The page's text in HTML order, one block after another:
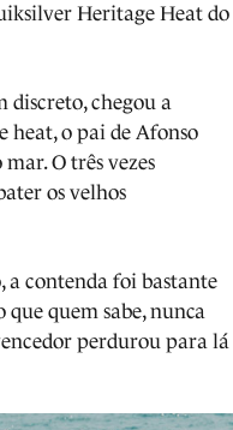
Heritage Heat do
discreto, chegou a
heat, o pai de Afonso
O três vezes
os velhos
a contenda foi bastante
quem sabe, nunca
perdurou para lá